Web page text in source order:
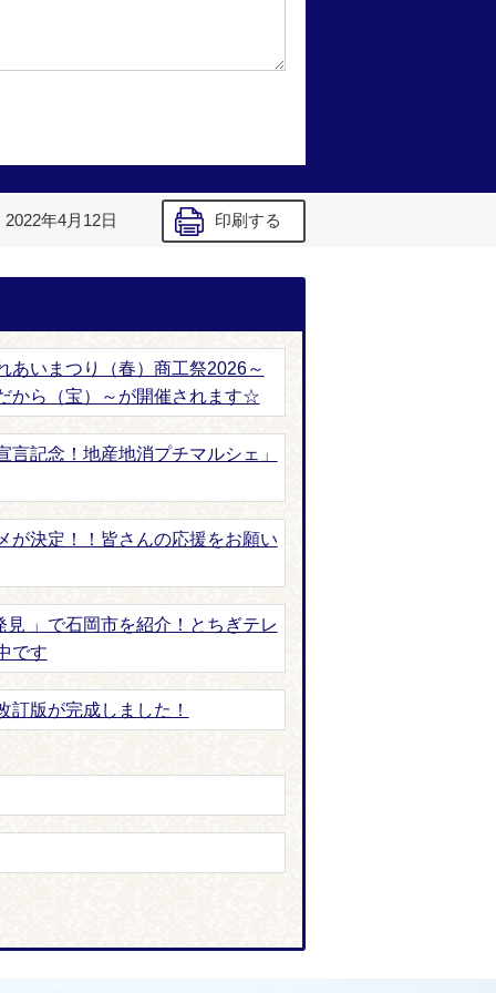
2022年4月12日 印刷する
あいまつり（春）商工祭2026～
から（宝）～が開催されます☆
記念！地産地消プチマルシェ」
が決定！！皆さんの応援をお願い
」で石岡市を紹介！とちぎテレ
です
訂版が完成しました！